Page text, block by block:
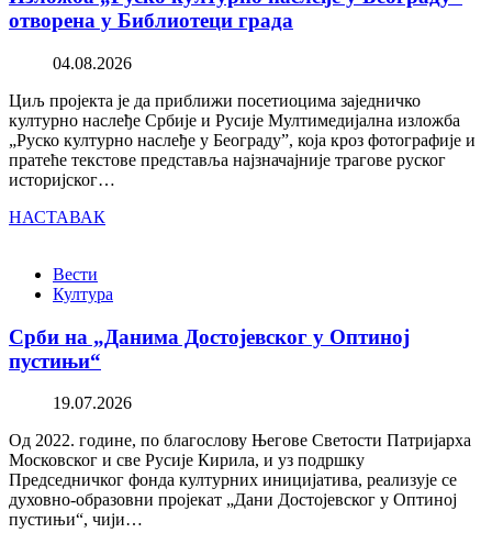
отворена у Библиотеци града
04.08.2026
Циљ пројекта је да приближи посетиоцима заједничко
културно наслеђе Србије и Русије Мултимедијална изложба
„Руско културно наслеђе у Београду”, која кроз фотографије и
пратеће текстове представља најзначајније трагове руског
историјског…
НАСТАВАК
Вести
Култура
Срби на „Данима Достојевског у Оптиној
пустињи“
19.07.2026
Од 2022. године, по благослову Његове Светости Патријарха
Московског и све Русије Кирила, и уз подршку
Председничког фонда културних иницијатива, реализује се
духовно-образовни пројекат „Дани Достојевског у Оптиној
пустињи“, чији…